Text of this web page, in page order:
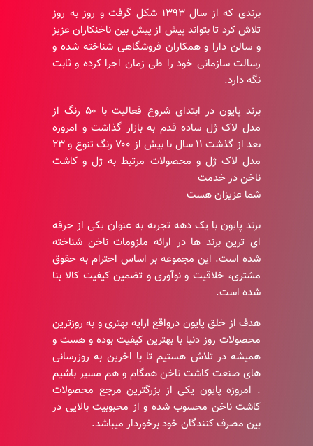
برندی که از سال ۱۳۹۳ شکل گرفت و روز به روز
تلاش کرد تا بتواند پیش از پیش بین ناخنکاران عزیز
و سالن دارا و همکاران فروشگاهی شناخته شده و
رسالت سازمانی خود را طی زمان اجرا کرده و ثابت
نگه دارد.
برند پایون در ابتدای شروع فعالیت با ۵۰ رنگ از
مدل لاک ژل ساده قدم به بازار گذاشت و امروزه
بعد از گذشت ۱۱ سال با بیش از ۷۰۰ رنگ تنوع و ۲۳
مدل لاک ژل و محصولات مرتبط به ژل و کاشت
ناخن در خدمت
شما عزیزان هست
برند پایون با یک دهه تجربه به عنوان یکی از حرفه
ای ترین برند ها در ارائه ملزومات ناخن شناخته
شده است. این مجموعه بر اساس احترام به حقوق
مشتری، خلاقیت و نوآوری و تضمین کیفیت کالا بنا
شده است.
هدف از خلق پایون درواقع ارایه بهتری و به روزترین
محصولات روز دنیا با بهترین کیفیت بوده و هست و
همیشه در تلاش هستیم تا با اخرین به روزرسانی
های صنعت کاشت ناخن همگام و هم مسیر باشیم
. امروزه پایون یکی از بزرگترین مرجع محصولات
کاشت ناخن محسوب شده و از محبوبیت بالایی در
بین مصرف کنندگان خود برخوردار میباشد.